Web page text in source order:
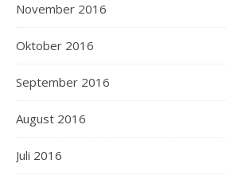
November 2016
Oktober 2016
September 2016
August 2016
Juli 2016